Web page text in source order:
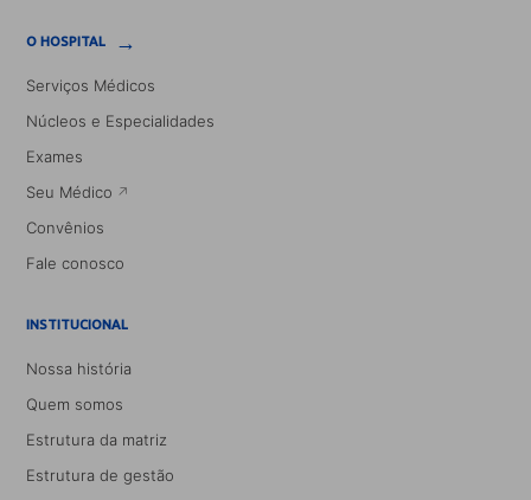
O HOSPITAL →
Serviços Médicos
Núcleos e Especialidades
Exames
Seu Médico
Convênios
Fale conosco
INSTITUCIONAL
Nossa história
Quem somos
Estrutura da matriz
Estrutura de gestão